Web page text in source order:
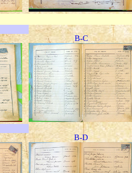
B-C
B-D